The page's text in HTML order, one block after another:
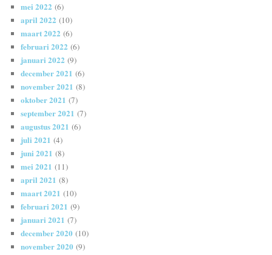
mei 2022 (6)
april 2022 (10)
maart 2022 (6)
februari 2022 (6)
januari 2022 (9)
december 2021 (6)
november 2021 (8)
oktober 2021 (7)
september 2021 (7)
augustus 2021 (6)
juli 2021 (4)
juni 2021 (8)
mei 2021 (11)
april 2021 (8)
maart 2021 (10)
februari 2021 (9)
januari 2021 (7)
december 2020 (10)
november 2020 (9)